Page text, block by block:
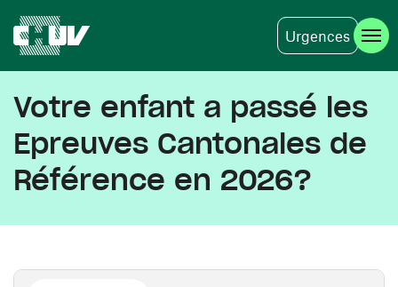
Urgences
Votre enfant a passé les
Epreuves Cantonales de
Référence en 2026?